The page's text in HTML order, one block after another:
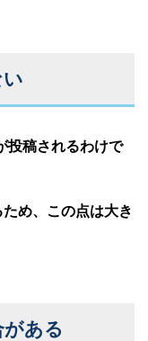
投稿されるわけで
め、この点は大き
ある